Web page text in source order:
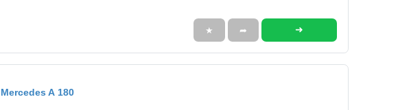
★ ➦ ➜
Mercedes A 180